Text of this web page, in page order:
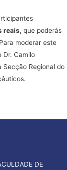
reais, que poderás
moderar este
Dr. Camilo
Secção Regional do
.
DE